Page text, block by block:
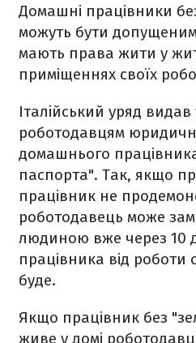
Домашні працівники
можуть бути
мають права жити у
приміщеннях своїх
Італійський уряд
роботодавцям
домашнього
паспорта". Так, якщо
працівник не
роботодавець може
людиною вже через 10
працівника від роботи
буде.
Якщо працівник без
живе у домі